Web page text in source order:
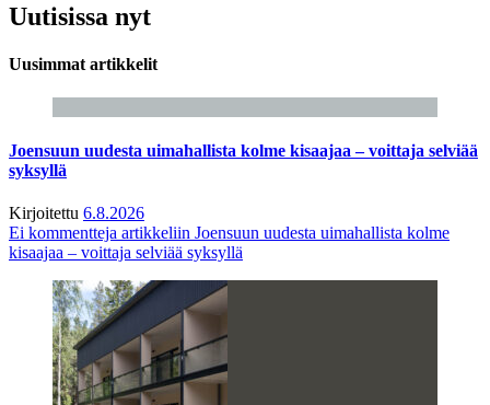
Uutisissa nyt
Uusimmat artikkelit
Joensuun uudesta uimahallista kolme kisaajaa – voittaja selviää
syksyllä
Kirjoitettu 6.8.2026
Ei kommentteja artikkeliin Joensuun uudesta uimahallista kolme
kisaajaa – voittaja selviää syksyllä